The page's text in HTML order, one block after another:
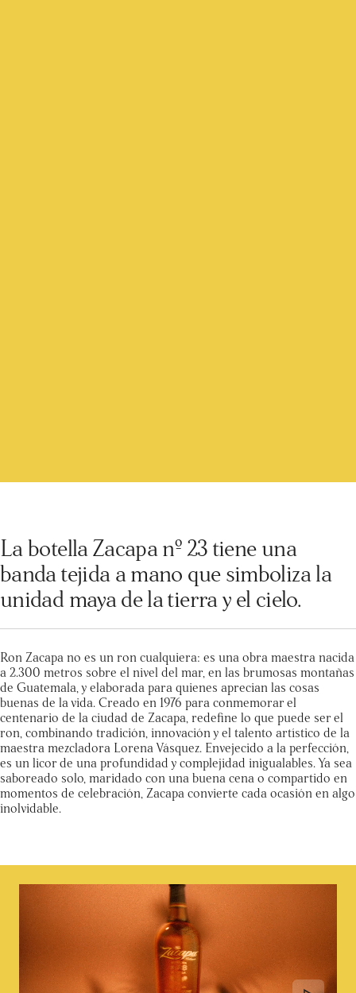
La botella Zacapa nº 23 tiene una
banda tejida a mano que simboliza la
unidad maya de la tierra y el cielo.
Ron Zacapa no es un ron cualquiera: es una obra maestra nacida
a 2.300 metros sobre el nivel del mar, en las brumosas montañas
de Guatemala, y elaborada para quienes aprecian las cosas
buenas de la vida. Creado en 1976 para conmemorar el
centenario de la ciudad de Zacapa, redefine lo que puede ser el
ron, combinando tradición, innovación y el talento artístico de la
maestra mezcladora Lorena Vásquez. Envejecido a la perfección,
es un licor de una profundidad y complejidad inigualables. Ya sea
saboreado solo, maridado con una buena cena o compartido en
momentos de celebración, Zacapa convierte cada ocasión en algo
inolvidable.